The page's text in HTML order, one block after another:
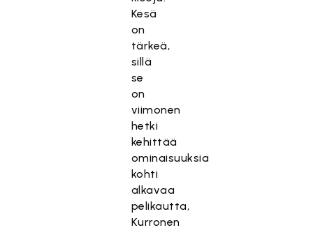
Kesä
on
tärkeä,
sillä
se
on
viimonen
hetki
kehittää
ominaisuuksia
kohti
alkavaa
pelikautta,
Kurronen